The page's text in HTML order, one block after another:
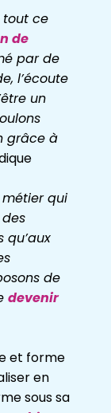
tout ce
de
par de
l’écoute
un
grâce à
métier qui
qu’aux
de
devenir
et forme
en
sous sa